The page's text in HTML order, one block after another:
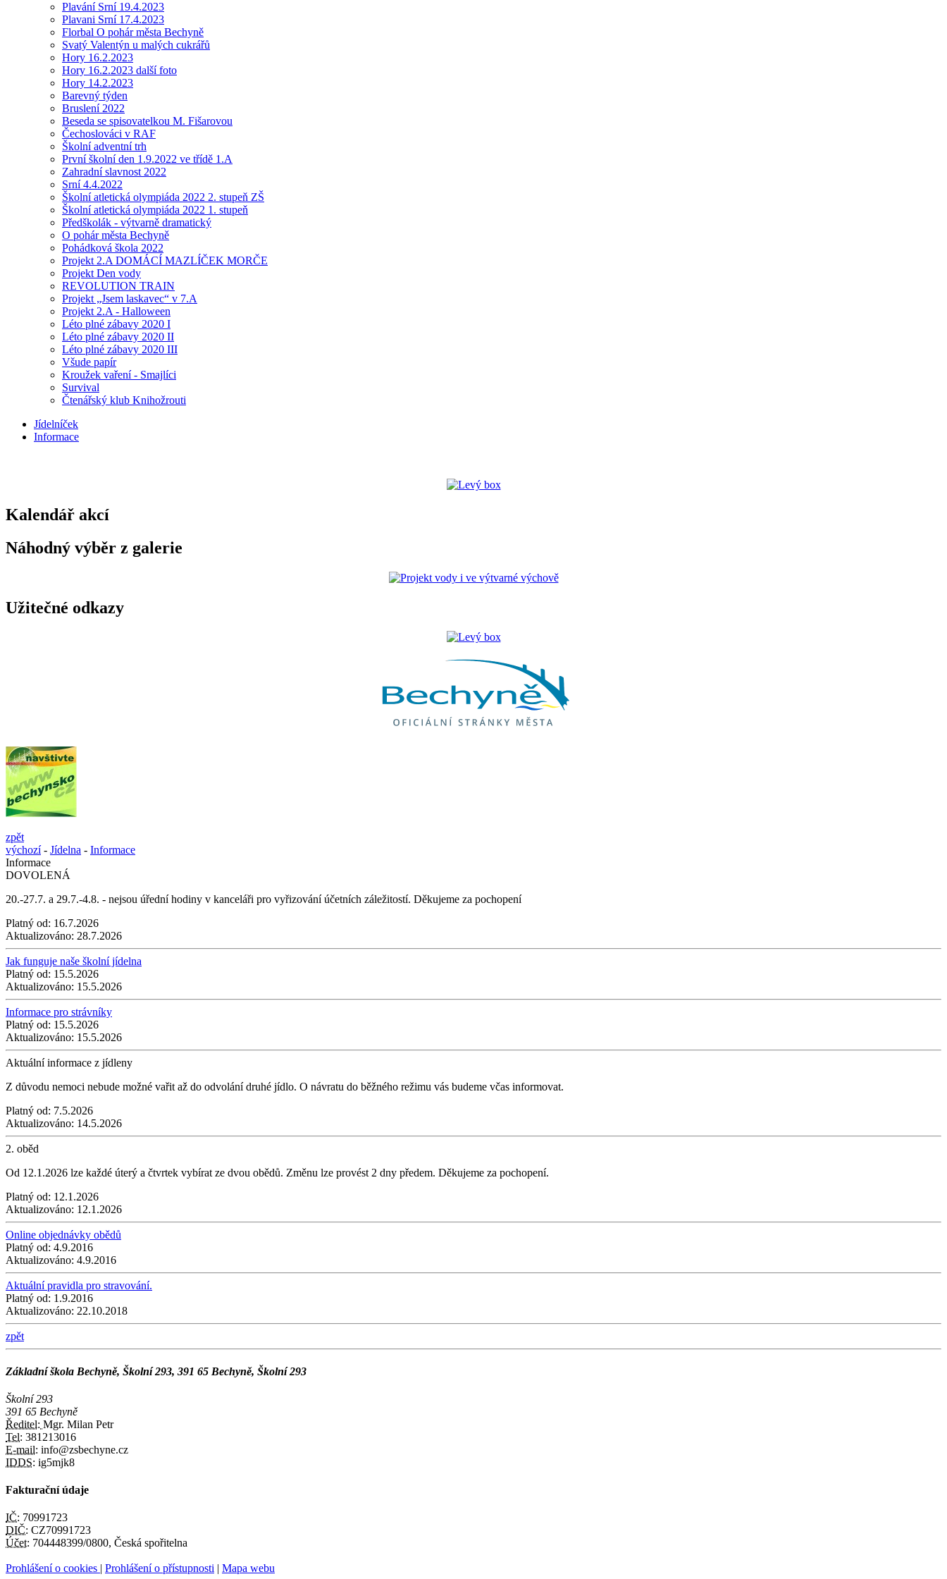
Plavání Srní 19.4.2023
Plavani Srní 17.4.2023
Florbal O pohár města Bechyně
Svatý Valentýn u malých cukrářů
Hory 16.2.2023
Hory 16.2.2023 další foto
Hory 14.2.2023
Barevný týden
Bruslení 2022
Beseda se spisovatelkou M. Fišarovou
Čechoslováci v RAF
Školní adventní trh
První školní den 1.9.2022 ve třídě 1.A
Zahradní slavnost 2022
Srní 4.4.2022
Školní atletická olympiáda 2022 2. stupeň ZŠ
Školní atletická olympiáda 2022 1. stupeň
Předškolák - výtvarně dramatický
O pohár města Bechyně
Pohádková škola 2022
Projekt 2.A DOMÁCÍ MAZLÍČEK MORČE
Projekt Den vody
REVOLUTION TRAIN
Projekt „Jsem laskavec“ v 7.A
Projekt 2.A - Halloween
Léto plné zábavy 2020 I
Léto plné zábavy 2020 II
Léto plné zábavy 2020 III
Všude papír
Kroužek vaření - Smajlíci
Survival
Čtenářský klub Knihožrouti
Jídelníček
Informace
Kalendář akcí
Náhodný výběr z galerie
Užitečné odkazy
zpět
výchozí- Jídelna - Informace
Informace
DOVOLENÁ
20.-27.7. a 29.7.-4.8. - nejsou úřední hodiny v kanceláři pro vyřizování účetních záležitostí. Děkujeme za pochopení
Platný od: 16.7.2026
Aktualizováno: 28.7.2026
Jak funguje naše školní jídelna
Platný od: 15.5.2026
Aktualizováno: 15.5.2026
Informace pro strávníky
Platný od: 15.5.2026
Aktualizováno: 15.5.2026
Aktuální informace z jídleny
Z důvodu nemoci nebude možné vařit až do odvolání druhé jídlo. O návratu do běžného režimu vás budeme včas informovat.
Platný od: 7.5.2026
Aktualizováno: 14.5.2026
2. oběd
Od 12.1.2026 lze každé úterý a čtvrtek vybírat ze dvou obědů. Změnu lze provést 2 dny předem. Děkujeme za pochopení.
Platný od: 12.1.2026
Aktualizováno: 12.1.2026
Online objednávky obědů
Platný od: 4.9.2016
Aktualizováno: 4.9.2016
Aktuální pravidla pro stravování.
Platný od: 1.9.2016
Aktualizováno: 22.10.2018
zpět
Základní škola Bechyně, Školní 293, 391 65 Bechyně, Školní 293
Školní 293
391 65 Bechyně
Ředitel: Mgr. Milan Petr
Tel: 381213016
E-mail: info@zsbechyne.cz
IDDS: ig5mjk8
Fakturační údaje
IČ: 70991723
DIČ: CZ70991723
Účet: 704448399/0800, Česká spořitelna
Prohlášení o cookies Prohlášení o přístupnosti Mapa webu